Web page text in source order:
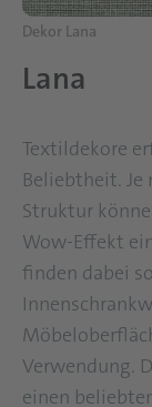
Dekor Lana
Lana
Textildekore
Beliebtheit.
Struktur
Wow-Effekt
finden dabei
Verwendung.
einen